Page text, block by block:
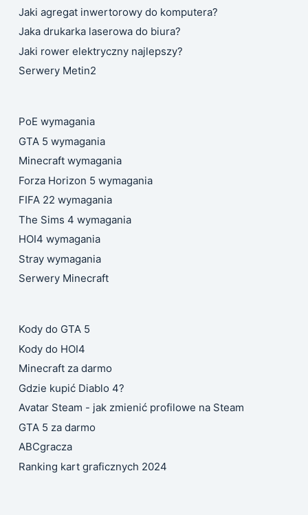
Jaki agregat inwertorowy do komputera?
Jaka drukarka laserowa do biura?
Jaki rower elektryczny najlepszy?
Serwery Metin2
PoE wymagania
GTA 5 wymagania
Minecraft wymagania
Forza Horizon 5 wymagania
FIFA 22 wymagania
The Sims 4 wymagania
HOI4 wymagania
Stray wymagania
Serwery Minecraft
Kody do GTA 5
Kody do HOI4
Minecraft za darmo
Gdzie kupić Diablo 4?
Avatar Steam - jak zmienić profilowe na Steam
GTA 5 za darmo
ABCgracza
Ranking kart graficznych 2024